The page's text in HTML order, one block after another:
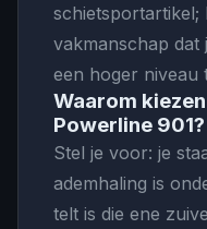
schietsportartikel;
vakmanschap
een hoger niveau
Waarom
Powerline 901?
Stel je voor: je
ademhaling is
telt is die ene